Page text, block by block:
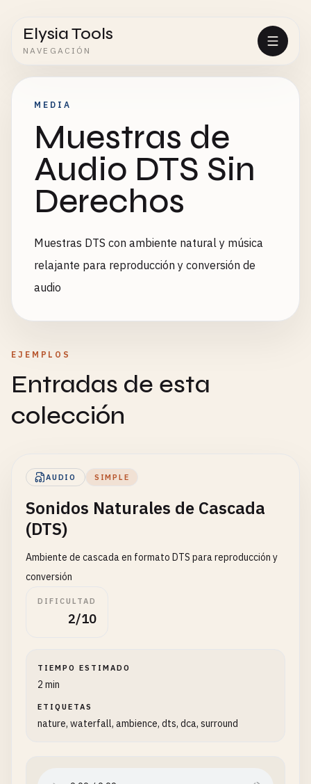
Elysia Tools
NAVEGACIÓN
MEDIA
Muestras de
Audio DTS Sin
Derechos
Muestras DTS con ambiente natural y música
relajante para reproducción y conversión de
audio
EJEMPLOS
Entradas de esta
colección
AUDIO SIMPLE
Sonidos Naturales de Cascada
(DTS)
Ambiente de cascada en formato DTS para reproducción y
conversión
DIFICULTAD
2/10
TIEMPO ESTIMADO
2 min
ETIQUETAS
nature, waterfall, ambience, dts, dca, surround